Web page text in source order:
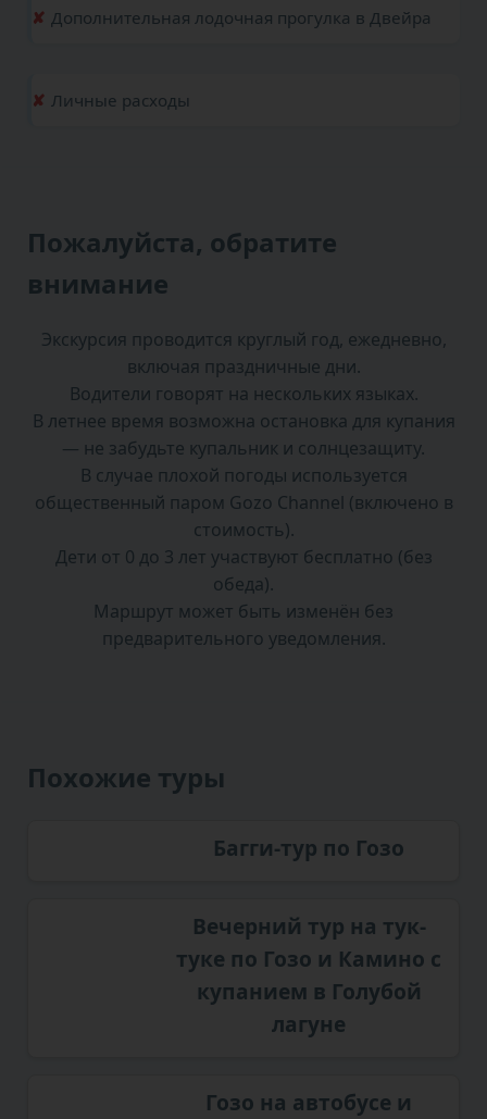
Дополнительная лодочная прогулка в Двейра
Личные расходы
Пожалуйста, обратите
внимание
Экскурсия проводится круглый год, ежедневно,
включая праздничные дни.
Водители говорят на нескольких языках.
В летнее время возможна остановка для купания
— не забудьте купальник и солнцезащиту.
В случае плохой погоды используется
общественный паром Gozo Channel (включено в
стоимость).
Дети от 0 до 3 лет участвуют бесплатно (без
обеда).
Маршрут может быть изменён без
предварительного уведомления.
Похожие туры
Багги-тур по Гозо
Вечерний тур на тук-
туке по Гозо и Камино с
купанием в Голубой
лагуне
Гозо на автобусе и